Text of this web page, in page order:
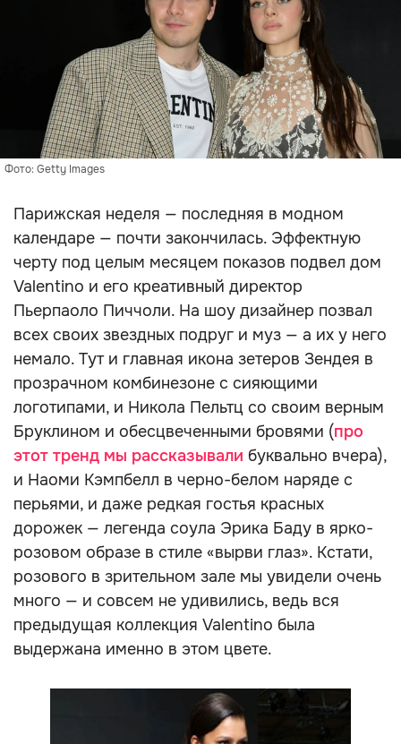
Фото: Getty Images
Парижская неделя — последняя в модном
календаре — почти закончилась. Эффектную
черту под целым месяцем показов подвел дом
Valentino и его креативный директор
Пьерпаоло Пиччоли. На шоу дизайнер позвал
всех своих звездных подруг и муз — а их у него
немало. Тут и главная икона зетеров Зендея в
прозрачном комбинезоне с сияющими
логотипами, и Никола Пельтц со своим верным
Бруклином и обесцвеченными бровями (про
этот тренд мы рассказывали буквально вчера),
и Наоми Кэмпбелл в черно-белом наряде с
перьями, и даже редкая гостья красных
дорожек — легенда соула Эрика Баду в ярко-
розовом образе в стиле «вырви глаз». Кстати,
розового в зрительном зале мы увидели очень
много — и совсем не удивились, ведь вся
предыдущая коллекция Valentino была
выдержана именно в этом цвете.